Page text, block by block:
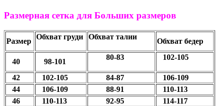
Размерная сетка для Больших размеров
Размер
Обхват груди Обхват талии
Обхват бедер
40 98-101
80-83 102-105
42 102-105 84-87
106-109
44
106-109 88-91
110-113
46
110-113 92-95
114-117